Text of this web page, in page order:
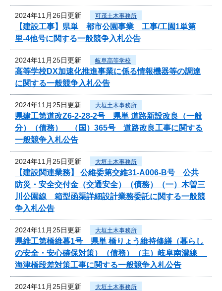
2024年11月26日更新 可茂土木事務所
【建設工事】県単 都市公園事業 工事/工園1単第
里-4他号に関する一般競争入札公告
2024年11月25日更新 岐阜高等学校
高等学校DX加速化推進事業に係る情報機器等の調達
に関する一般競争入札公告
2024年11月25日更新 大垣土木事務所
県建工第道改Z6-2-28-2号 県単 道路新設改良（一般
分）（債務） （国）365号 道路改良工事に関する
一般競争入札公告
2024年11月25日更新 大垣土木事務所
【建設関連業務】 公維委第交維31-A006-B号 公共
防災・安全交付金（交通安全）（債務）（一）木曽三
川公園線 箱型函渠詳細設計業務委託に関する一般競
争入札公告
2024年11月25日更新 大垣土木事務所
県維工第橋維暮1号 県単 橋りょう維持修繕（暮らし
の安全・安心確保対策）（債務）（主）岐阜南濃線
海津橋段差対策工事に関する一般競争入札公告
2024年11月25日更新 大垣土木事務所